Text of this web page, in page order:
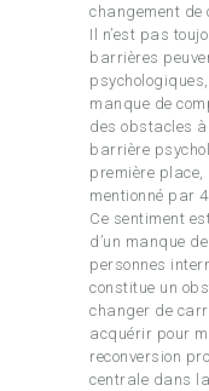
changement de
Il n’est pas
barrières
manque de
des obstacles
barrière
première
mentionné par
Ce sentiment
d’un manque
personnes
constitue un
changer de
acquérir pour
reconversion
centrale dans